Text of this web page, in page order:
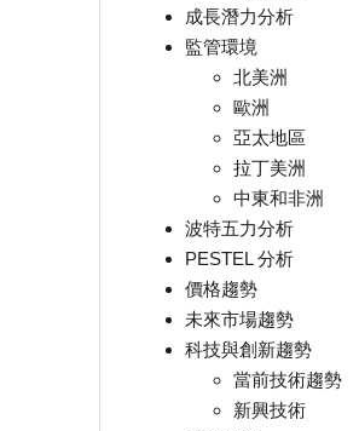
成長潛力分析
監管環境
北美洲
歐洲
亞太地區
拉丁美洲
中東和非洲
波特五力分析
PESTEL 分析
價格趨勢
未來市場趨勢
科技與創新趨勢
當前技術趨勢
新興技術